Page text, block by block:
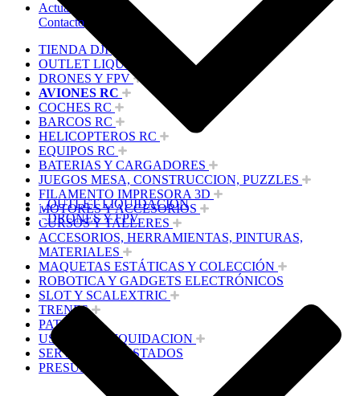
Actualidad
Contacto
TIENDA DJI
OUTLET LIQUIDACION
DRONES Y FPV
AVIONES RC
COCHES RC
BARCOS RC
HELICOPTEROS RC
EQUIPOS RC
BATERIAS Y CARGADORES
JUEGOS MESA, CONSTRUCCION, PUZZLES
FILAMENTO IMPRESORA 3D
MOTORES Y ACCESORIOS
CURSOS Y TALLERES
ACCESORIOS, HERRAMIENTAS, PINTURAS,
MATERIALES
MAQUETAS ESTÁTICAS Y COLECCIÓN
ROBOTICA Y GADGETS ELECTRÓNICOS
SLOT Y SCALEXTRIC
TRENES
PATINES
USADOS Y LIQUIDACION
SERVICIOS PRESTADOS
PRESUPUESTOS
OUTLET LIQUIDACION
DRONES Y FPV